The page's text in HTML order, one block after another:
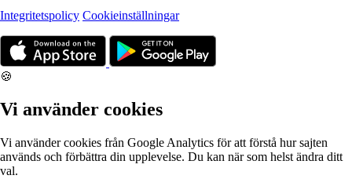
Integritetspolicy Cookieinställningar
🍪
Vi använder cookies
Vi använder cookies från Google Analytics för att förstå hur sajten
används och förbättra din upplevelse. Du kan när som helst ändra ditt
val.